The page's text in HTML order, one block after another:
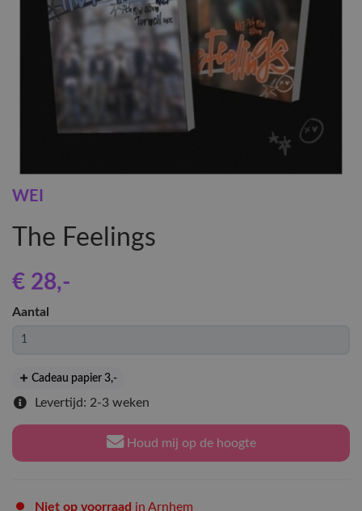
WEI
The Feelings
€ 28,-
Aantal
Cadeau papier 3,-
Levertijd: 2-3 weken
Houd mij op de hoogte
Niet op voorraad in Arnhem